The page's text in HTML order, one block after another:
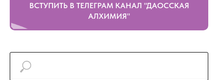
ВСТУПИТЬ В ТЕЛЕГРАМ КАНАЛ "ДАОССКАЯ
АЛХИМИЯ"